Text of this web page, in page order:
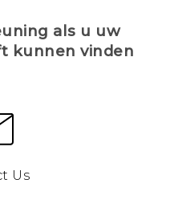
als u uw
kunnen vinden
Us